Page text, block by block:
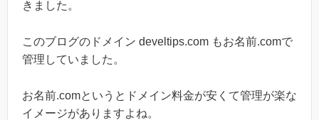
きました。
このブログのドメイン develtips.com もお名前.comで
管理していました。
お名前.comというとドメイン料金が安くて管理が楽な
イメージがありますよね。